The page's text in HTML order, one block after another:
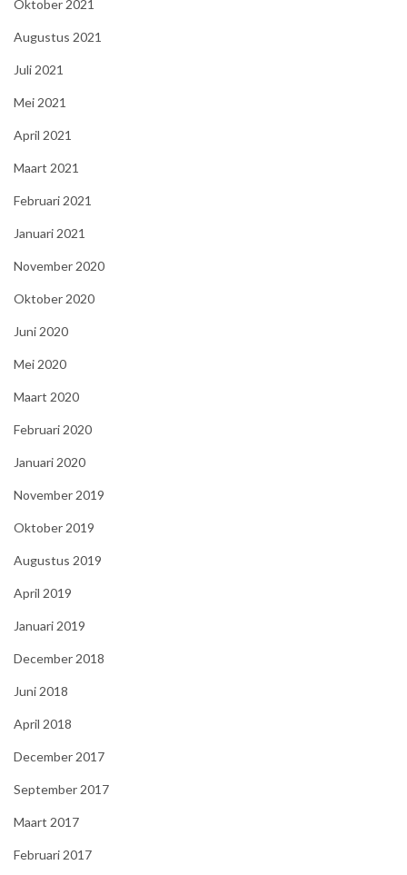
Oktober 2021
Augustus 2021
Juli 2021
Mei 2021
April 2021
Maart 2021
Februari 2021
Januari 2021
November 2020
Oktober 2020
Juni 2020
Mei 2020
Maart 2020
Februari 2020
Januari 2020
November 2019
Oktober 2019
Augustus 2019
April 2019
Januari 2019
December 2018
Juni 2018
April 2018
December 2017
September 2017
Maart 2017
Februari 2017